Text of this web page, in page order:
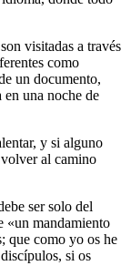
visitadas a través
como
un documento,
en una noche de
y si alguno
al camino
ser solo del
«un mandamiento
que como yo os he
si os